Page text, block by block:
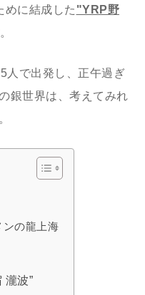
めに結成した "YRP野
人で出発し、正午過ぎ
銀世界は、考えてみれ
ンの龍上海
瀧波”